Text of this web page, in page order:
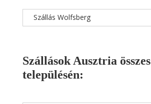
Szállás Wolfsberg
Szállások Ausztria összes
településén: